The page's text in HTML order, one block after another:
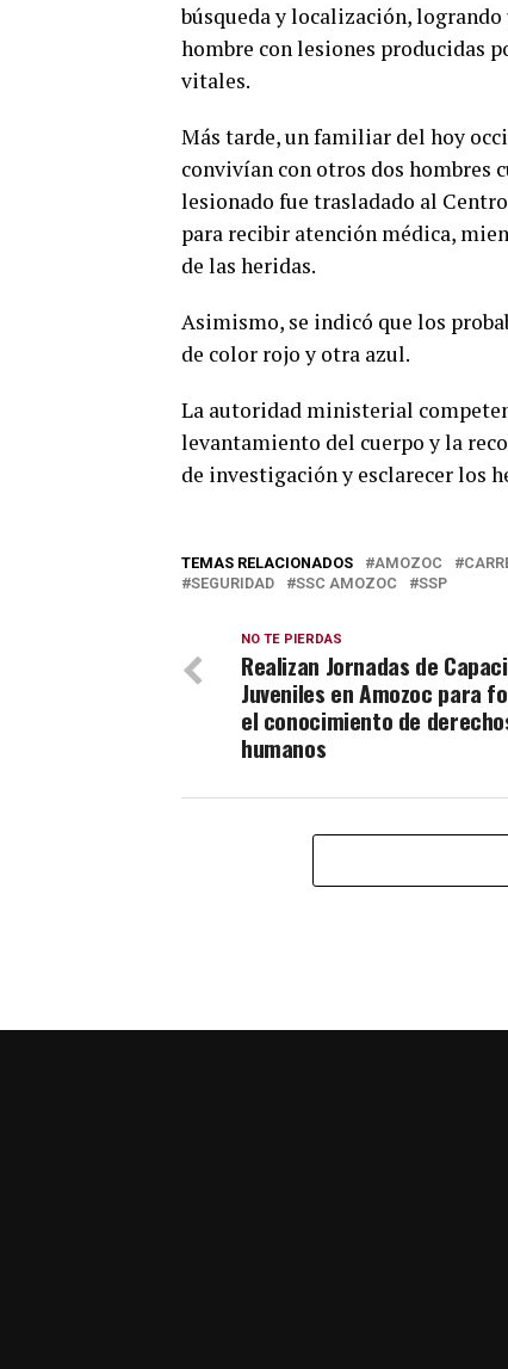
búsqueda y localización,
hombre con lesiones producidas
vitales.
Más tarde, un familiar del hoy
convivían con otros dos hombres
lesionado fue trasladado al
para recibir atención médica,
de las heridas.
Asimismo, se indicó que los
de color rojo y otra azul.
La autoridad ministerial
levantamiento del cuerpo y la
de investigación y esclarecer los
TEMAS RELACIONADOS AMOZOC
SEGURIDAD
SSC AMOZOC SSP
NO TE PIERDAS
Realizan Jornadas de
Juveniles en Amozoc para
el conocimiento de
humanos